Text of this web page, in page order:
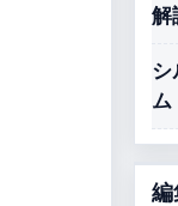
解
シ
ム
編